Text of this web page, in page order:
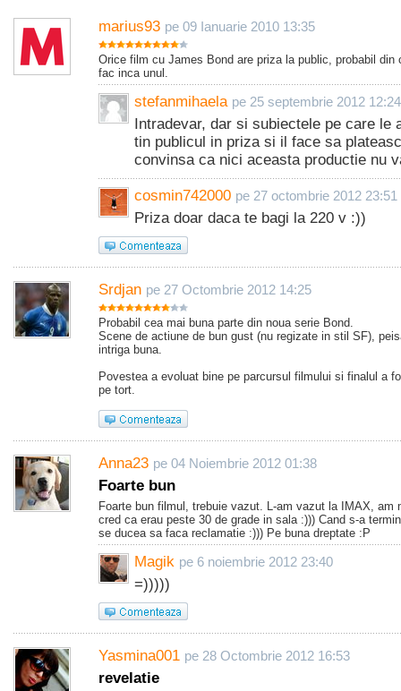
marius93 pe 09 Ianuarie 2010 13:35
Orice film cu James Bond are priza la public, probabil din
fac inca unul.
stefanmihaela pe 25 septembrie 2012 12:24
Intradevar, dar si subiectele pe care le
tin publicul in priza si il face sa
convinsa ca nici aceasta productie nu
cosmin742000 pe 27 octombrie 2012 23:51
Priza doar daca te bagi la 220 v :))
Srdjan pe 27 Octombrie 2012 14:25
Probabil cea mai buna parte din noua serie Bond.
Scene de actiune de bun gust (nu regizate in stil SF),
intriga buna.
Povestea a evoluat bine pe parcursul filmului si finalul a
pe tort.
Anna23 pe 04 Noiembrie 2012 01:38
Foarte bun
Foarte bun filmul, trebuie vazut. L-am vazut la IMAX, am
cred ca erau peste 30 de grade in sala :))) Cand s-a
se ducea sa faca reclamatie :))) Pe buna dreptate :P
Magik pe 6 noiembrie 2012 23:40
=)))))
Yasmina001 pe 28 Octombrie 2012 16:53
revelatie